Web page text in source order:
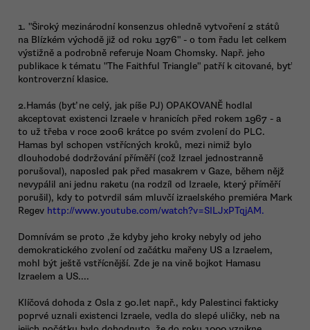
1. "Široký mezinárodní konsenzus ohledně vytvoření 2 států
na Blízkém východě již od roku 1976" - o tom řadu let celkem
výstižně a podrobně referuje Noam Chomsky. Např. jeho
publikace k tématu "The Faithful Triangle" patří k citované, byť
kontroverzní klasice.
2.Hamás (byť ne celý, jak píše PJ) OPAKOVANĚ hodlal
akceptovat existenci Izraele v hranicích před rokem 1967 - a
to už třeba v roce 2006 krátce po svém zvolení do PLC.
Hamas byl schopen vstřícných kroků, mezi nimiž bylo
dlouhodobé dodržování příměří (což Izrael jednostranně
porušoval), naposled pak před masakrem v Gaze, během nějž
nevypálil ani jednu raketu (na rodzíl od Izraele, který příměří
porušil), kdy to potvrdil sám mluvčí izraelského premiéra Mark
Regev http://www.youtube.com/watch?v=SILJxPTqjAM.
Domnívám se proto ,že kdyby jeho kroky nebyly od jeho
demokratického zvolení od začátku mařeny US a Izraelem,
mohl být ještě vstřícnější. Zde je na vině bojkot Hamasu
Izraelem a US....
Klíčová dohoda z Osla z 90.let např., kdy Palestinci fakticky
poprvé uznali existenci Izraele, vedla do slepé uličky, neb na